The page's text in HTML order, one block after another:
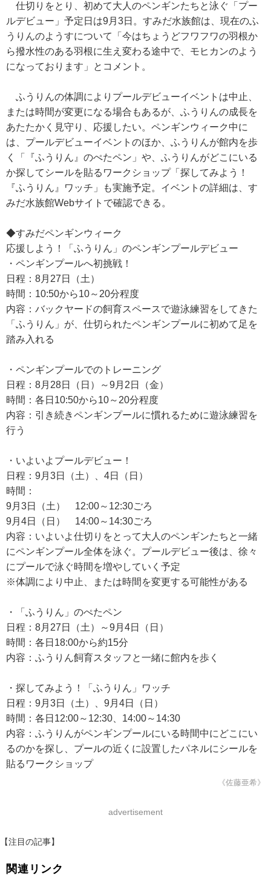
仕切りをとり、初めて大人のペンギンたちと泳ぐ「プー
ルデビュー」予定日は9月3日。すみだ水族館は、現在のふ
うりんのようすについて「今はちょうどフワフワの羽根か
ら撥水性のある羽根に生え変わる途中で、モヒカンのよう
になっております」とコメント。
ふうりんの体調によりプールデビューイベントは中止、
または時間が変更になる場合もあるが、ふうりんの成長を
あたたかく見守り、応援したい。ペンギンウィーク中に
は、プールデビューイベントのほか、ふうりんが館内を歩
く「『ふうりん』のぺたペン」や、ふうりんがどこにいる
か探してシールを貼るワークショップ「探してみよう！
『ふうりん』ワッチ」も実施予定。イベントの詳細は、す
みだ水族館Webサイトで確認できる。
◆すみだペンギンウィーク
応援しよう！「ふうりん」のペンギンプールデビュー
・ペンギンプールへ初挑戦！
日程：8月27日（土）
時間：10:50から10～20分程度
内容：バックヤードの飼育スペースで遊泳練習をしてきた
「ふうりん」が、仕切られたペンギンプールに初めて足を
踏み入れる
・ペンギンプールでのトレーニング
日程：8月28日（日）～9月2日（金）
時間：各日10:50から10～20分程度
内容：引き続きペンギンプールに慣れるために遊泳練習を
行う
・いよいよプールデビュー！
日程：9月3日（土）、4日（日）
時間：
9月3日（土） 12:00～12:30ごろ
9月4日（日） 14:00～14:30ごろ
内容：いよいよ仕切りをとって大人のペンギンたちと一緒
にペンギンプール全体を泳ぐ。プールデビュー後は、徐々
にプールで泳ぐ時間を増やしていく予定
※体調により中止、または時間を変更する可能性がある
・「ふうりん」のぺたペン
日程：8月27日（土）～9月4日（日）
時間：各日18:00から約15分
内容：ふうりん飼育スタッフと一緒に館内を歩く
・探してみよう！「ふうりん」ワッチ
日程：9月3日（土）、9月4日（日）
時間：各日12:00～12:30、14:00～14:30
内容：ふうりんがペンギンプールにいる時間中にどこにい
るのかを探し、プールの近くに設置したパネルにシールを
貼るワークショップ
《佐藤亜希》
advertisement
【注目の記事】
関連リンク